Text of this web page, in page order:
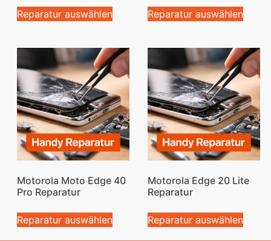
Reparatur auswählen Reparatur auswählen
Motorola Moto Edge 40
Pro Reparatur
Reparatur auswählen
Motorola Edge 20 Lite
Reparatur
Reparatur auswählen